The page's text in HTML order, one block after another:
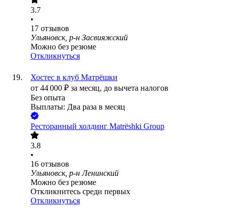
3.7
•
17 отзывов
Ульяновск, р-н Засвияжский
Можно без резюме
Откликнуться
Хостес в клуб Матрёшки
от 44 000 ₽ за месяц, до вычета налогов
Без опыта
Выплаты: Два раза в месяц
Ресторанный холдинг Matrёshki Group
3.8
•
16 отзывов
Ульяновск, р-н Ленинский
Можно без резюме
Откликнитесь среди первых
Откликнуться